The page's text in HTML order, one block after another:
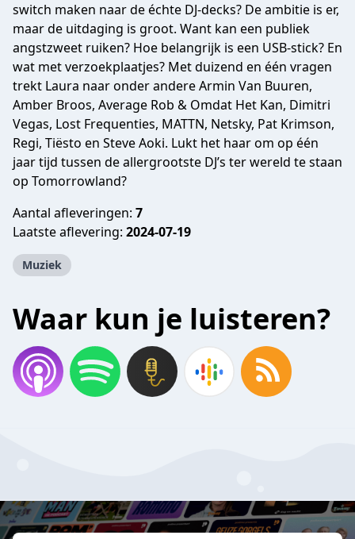
switch maken naar de échte DJ-decks? De ambitie is er,
maar de uitdaging is groot. Want kan een publiek
angstzweet ruiken? Hoe belangrijk is een USB-stick? En
wat met verzoekplaatjes? Met duizend en één vragen
trekt Laura naar onder andere Armin Van Buuren,
Amber Broos, Average Rob & Omdat Het Kan, Dimitri
Vegas, Lost Frequenties, MATTN, Netsky, Pat Krimson,
Regi, Tiësto en Steve Aoki. Lukt het haar om op één
jaar tijd tussen de allergrootste DJ’s ter wereld te staan
op Tomorrowland?
Aantal afleveringen: 7
Laatste aflevering: 2024-07-19
Muziek
Waar kun je luisteren?